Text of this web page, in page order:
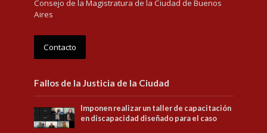
Consejo de la Magistratura de la Ciudad de Buenos
Aires
Contacto
Fallos de la Justicia de la Ciudad
Imponen realizar un taller de capacitación
en discapacidad diseñado para el caso